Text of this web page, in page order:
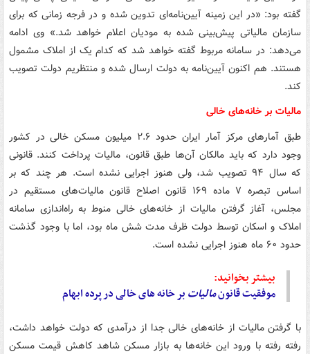
گفته بود: «در این زمینه آیین‌نامه‌ای تدوین شده و در فرجه زمانی که برای
سازمان مالیاتی پیش‌بینی شده به مودیان اعلام خواهد شد.» وی ادامه
می‌دهد: در سامانه مربوط گفته خواهد شد که کدام یک از املاک مشمول
هستند. هم اکنون آیین‌نامه به دولت ارسال شده و منتظریم دولت تصویب
کند.
مالیات بر خانه‌های خالی
طبق آمارهای مرکز آمار ایران حدود ۲.۶ میلیون مسکن خالی در کشور
وجود دارد که باید مالکان آن‌ها طبق قانون، مالیات پرداخت کنند. قانونی
که سال ۹۴ تصویب شد، ولی هنوز اجرایی نشده است. هر چند که بر
اساس تبصره ۷ ماده ۱۶۹ قانون اصلاح قانون مالیات‌های مستقیم در
مجلس، آغاز گرفتن مالیات از خانه‌های خالی منوط به راه‌اندازی سامانه
املاک و اسکان توسط دولت ظرف مدت شش ماه بود، اما با وجود گذشت
حدود ۶۰ ماه هنوز اجرایی نشده است.
بیشتر بخوانید:
موفقیت قانونمالیاتبر خانه های خالی در پرده ابهام
با گرفتن مالیات از خانه‌های خالی جدا از درآمدی که دولت خواهد داشت،
رفته رفته با ورود این خانه‌ها به بازار مسکن شاهد کاهش قیمت مسکن